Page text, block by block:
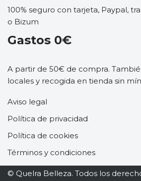
100% seguro con tarjeta, Paypal,
o Bizum
Gastos 0€
A partir de 50€ de compra.
locales y recogida en tienda sin
Aviso legal
Política de privacidad
Política de cookies
Términos y condiciones
© Quelra Belleza. Todos los